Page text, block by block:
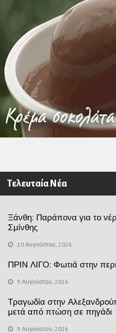
Τελευταία Νέα
Ξάνθη: Παράπονα για το
Σμίνθης
10 Αυγούστου, 2026
ΠΡΙΝ ΛΙΓΟ: Φωτιά στην
9 Αυγούστου, 2026
Τραγωδία στην
μετά από πτώση σε πηγάδι
9 Αυγούστου, 2026